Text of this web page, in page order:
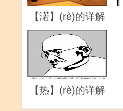
【渃】(rè)的详解
【热】(rè)的详解